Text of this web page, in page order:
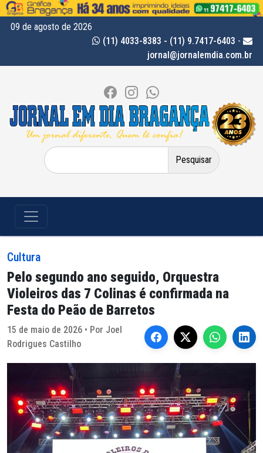
09 de agosto de 2026
(11) 4033-8383 - (11) 9.7417-6403 -
jornal@jornalemdia.com.br
Pesquisar
por:
Cultura
Pelo segundo ano seguido, Orquestra
Violeiros das 7 Colinas é confirmada na
Festa do Peão de Barretos
15 de maio de 2026 • Por Joel
Rodrigues Castilho